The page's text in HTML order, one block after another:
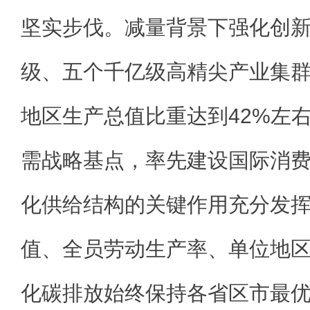
坚实步伐。减量背景下强化创
级、五个千亿级高精尖产业集
地区生产总值比重达到42%左
需战略基点，率先建设国际消
化供给结构的关键作用充分发
值、全员劳动生产率、单位地
化碳排放始终保持各省区市最